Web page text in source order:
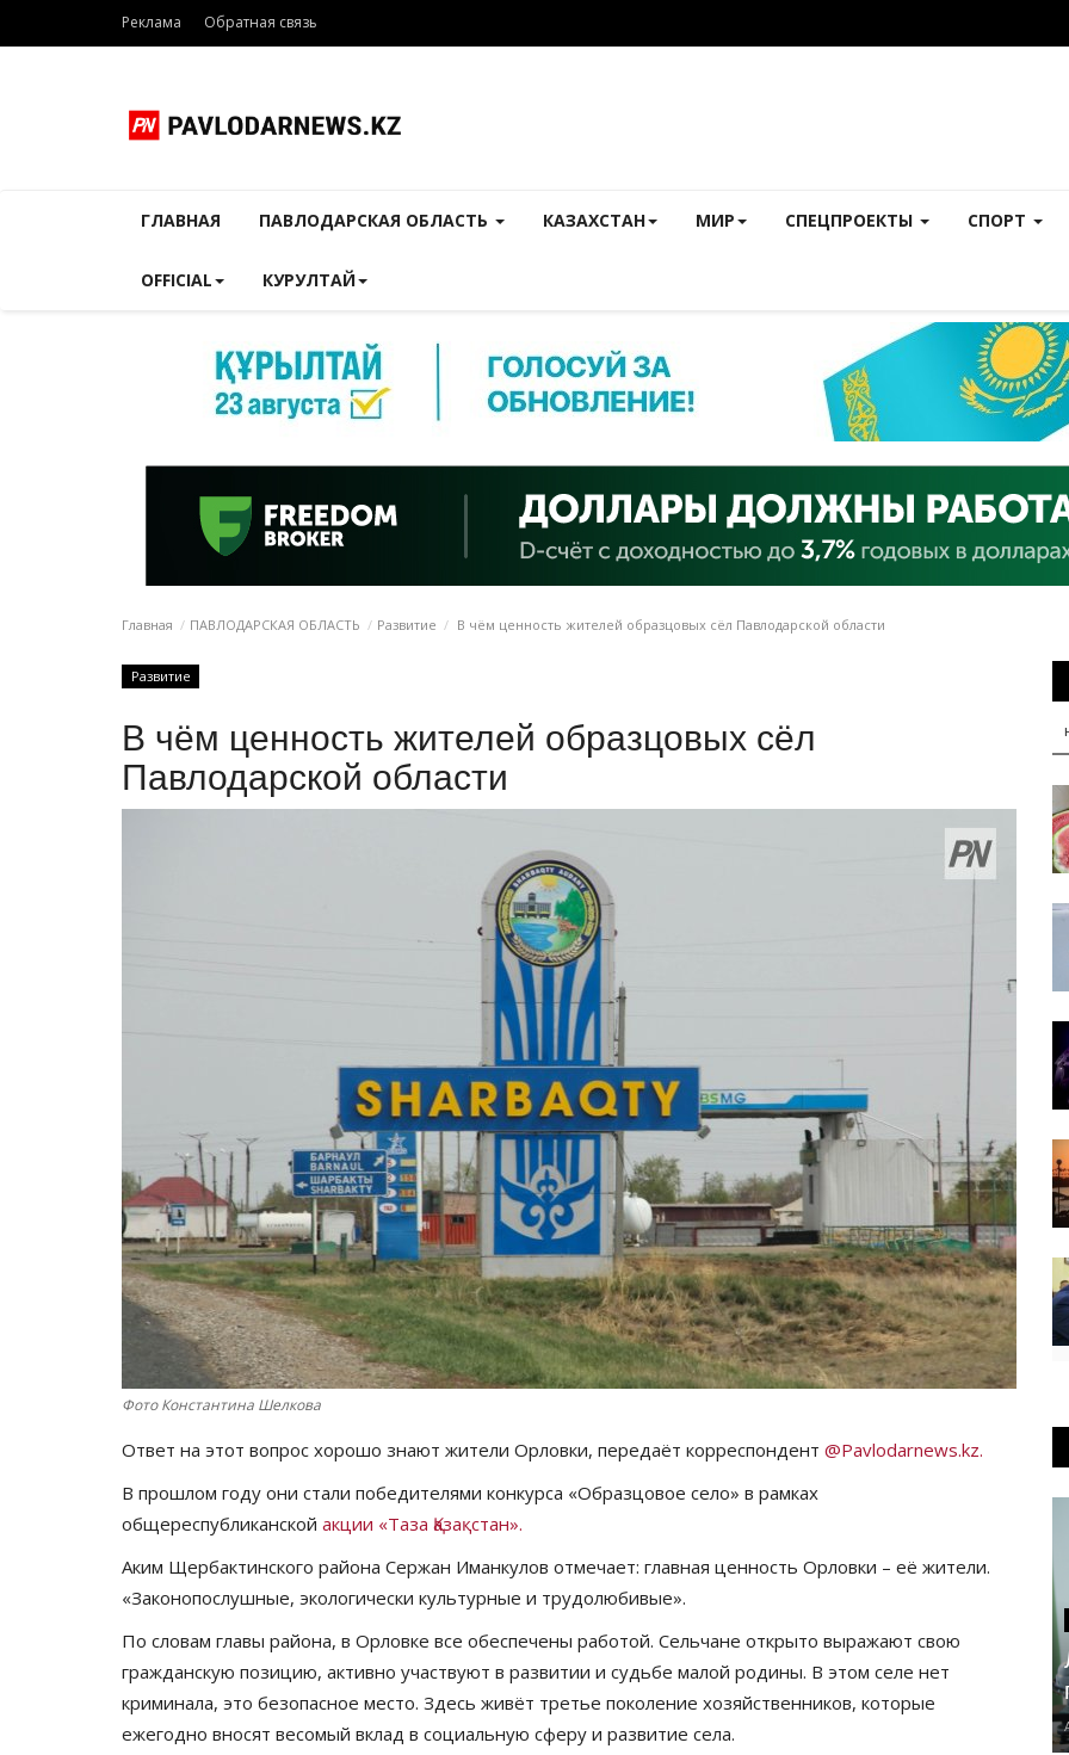
Реклама Обратная связь
ГЛАВНАЯ ПАВЛОДАРСКАЯ ОБЛАСТЬ КАЗАХСТАН МИР СПЕЦПРОЕКТЫ СПОРТ
OFFICIAL КУРУЛТАЙ
Главная ПАВЛОДАРСКАЯ ОБЛАСТЬ Развитие В чём ценность жителей образцовых сёл Павлодарской области
Развитие
В чём ценность жителей образцовых сёл
Павлодарской области
Фото Константина Шелкова
Ответ на этот вопрос хорошо знают жители Орловки, передаёт корреспондент @Pavlodarnews.kz.
В прошлом году они стали победителями конкурса «Образцовое село» в рамках
общереспубликанской акции «Таза Қазақстан».
Аким Щербактинского района Сержан Иманкулов отмечает: главная ценность Орловки – её жители.
«Законопослушные, экологически культурные и трудолюбивые».
По словам главы района, в Орловке все обеспечены работой. Сельчане открыто выражают свою
гражданскую позицию, активно участвуют в развитии и судьбе малой родины. В этом селе нет
криминала, это безопасное место. Здесь живёт третье поколение хозяйственников, которые
ежегодно вносят весомый вклад в социальную сферу и развитие села.